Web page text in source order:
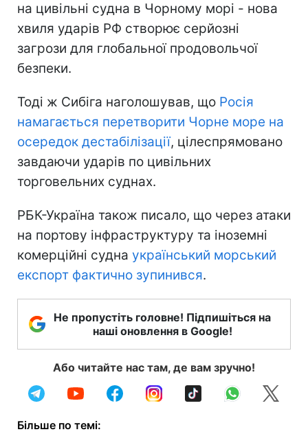
на цивільні судна в Чорному морі - нова
хвиля ударів РФ створює серйозні
загрози для глобальної продовольчої
безпеки.
Тоді ж Сибіга наголошував, що Росія
намагається перетворити Чорне море на
осередок дестабілізації, цілеспрямовано
завдаючи ударів по цивільних
торговельних суднах.
РБК-Україна також писало, що через атаки
на портову інфраструктуру та іноземні
комерційні судна український морський
експорт фактично зупинився.
Не пропустіть головне! Підпишіться на
наші оновлення в Google!
Або читайте нас там, де вам зручно!
Більше по темі: